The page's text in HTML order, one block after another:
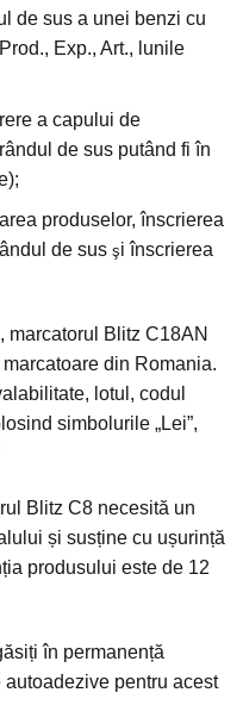
de sus a unei benzi cu
Exp., Art., lunile
a capului de
de sus putând fi în
produselor, înscrierea
de sus şiînscrierea
marcatorul Blitz C18AN
din Romania.
lotul, codul
simbolurile „Lei”,
Blitz C8 necesită un
și susține cu ușurință
produsului este de 12
în permanență
pentru acest